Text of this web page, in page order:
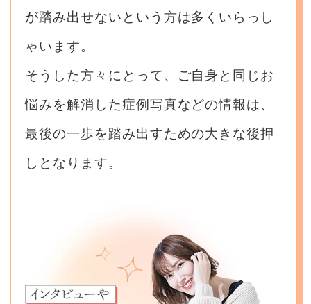
が踏み出せないという方は多くいらっし
ゃいます。
そうした方々にとって、ご自身と同じお
悩みを解消した症例写真などの情報は、
最後の一歩を踏み出すための大きな後押
しとなります。